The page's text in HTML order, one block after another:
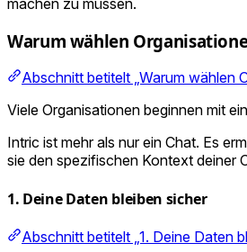
Warum wählen
Abschnitt betitelt „Warum wählen
Viele Organisationen beginnen mit
Intric ist mehr als nur ein Chat. Es
sie den spezifischen Kontext deiner
1. Deine Daten bleiben sicher
Abschnitt betitelt „1. Deine Daten